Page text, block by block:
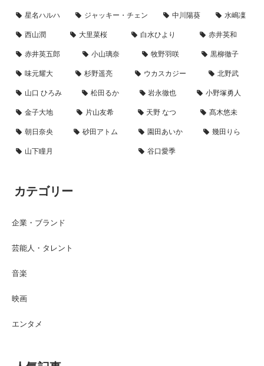
星名ハルハ
ジャッキー・チェン 中川陽葵
水嶋凜
西山潤
大里菜桜 白水ひより
赤井英和
赤井英五郎
小山璃奈 牧野羽咲
黒柳徹子
味元耀大
杉野遥亮 ウカスカジー
北野武
山口 ひろみ
松田るか 岩永徹也
小野塚勇人
金子大地
片山友希 天野 なつ
髙木悠未
朝日奈央
砂田アトム 園田あいか
幾田りら
山下瞳月
谷口愛季
カテゴリー
企業・ブランド
芸能人・タレント
音楽
映画
エンタメ